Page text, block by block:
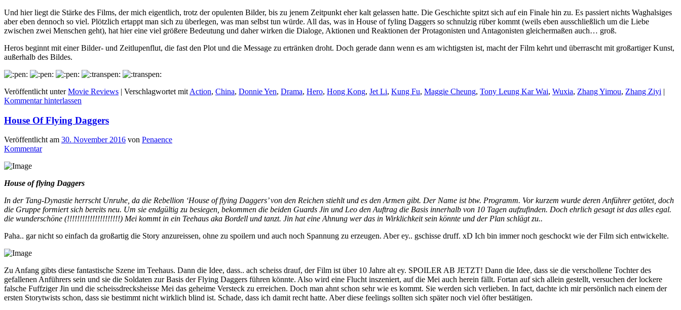
Und hier liegt die Stärke des Films, der mich eigentlich, trotz der opulenten Bilder, bis zu jenem Zeitpunkt eher kalt gelassen hatte. Die Geschichte spitzt sich auf ein Finale hin zu. Es passiert nichts Waghalsiges
aber eben dennoch so viel. Plötzlich ertappt man sich zu überlegen, was man selbst tun würde. All das, was in House of fyling Daggers so schnulzig rüber kommt (weils eben ausschließlich um die Liebe
zwischen zwei Menschen geht), hat hier eine viel größere Bedeutung und daher wirken die Dialoge, Aktionen und Reaktionen der Protagonisten und Antagonisten gleichermaßen auch… groß.
Heros beginnt mit einer Bilder- und Zeitlupenflut, die fast den Plot und die Message zu ertränken droht. Doch gerade dann wenn es am wichtigsten ist, macht der Film kehrt und überrascht mit großartiger Kunst,
außerhalb des Bildes.
Veröffentlicht unter Movie Reviews | Verschlagwortet mit Action, China, Donnie Yen, Drama, Hero, Hong Kong, Jet Li, Kung Fu, Maggie Cheung, Tony Leung Kar Wai, Wuxia, Zhang Yimou, Zhang Ziyi |
Kommentar hinterlassen
House Of Flying Daggers
Veröffentlicht am 30. November 2016 von Penaence
Kommentar
House of flying Daggers
In der Tang-Dynastie herrscht Unruhe, da die Rebellion ‘House of flying Daggers’ von den Reichen stiehlt und es den Armen gibt. Der Name ist btw. Programm. Vor kurzem wurde deren Anführer getötet, doch
die Gruppe formiert sich bereits neu. Um sie endgültig zu besiegen, bekommen die beiden Guards Jin und Leo den Auftrag die Basis innerhalb von 10 Tagen aufzufinden. Doch ehrlich gesagt ist das alles egal.
die wunderschöne (!!!!!!!!!!!!!!!!!!!!!) Mei kommt in ein Teehaus aka Bordell und tanzt. Jin hat eine Ahnung wer das in Wirklichkeit sein könnte und der Plan schlägt zu..
Paha.. gar nicht so einfach da großartig die Story anzureissen, ohne zu spoilern und auch noch Spannung zu erzeugen. Aber ey.. gschisse druff. xD Ich bin immer noch geschockt wie der Film sich entwickelte.
Zu Anfang gibts diese fantastische Szene im Teehaus. Dann die Idee, dass.. ach scheiss drauf, der Film ist über 10 Jahre alt ey. SPOILER AB JETZT! Dann die Idee, dass sie die verschollene Tochter des
gefallenen Anführers sein und sie die Soldaten zur Basis der Flying Daggers führen könnte. Also wird eine Flucht inszeniert, auf die Mei auch herein fällt. Fortan auf sich allein gestellt, versuchen der lockere
falsche Fuffziger Jin und die scheissdrecksheisse Mei das geheime Versteck zu erreichen. Doch man ahnt schon sehr wie es kommt. Sie werden sich verlieben. In fact, dachte ich mir persönlich nach einem der
ersten Storytwists schon, dass sie bestimmt nicht wirklich blind ist. Schade, dass ich damit recht hatte. Aber diese feelings sollten sich später noch viel öfter bestätigen.